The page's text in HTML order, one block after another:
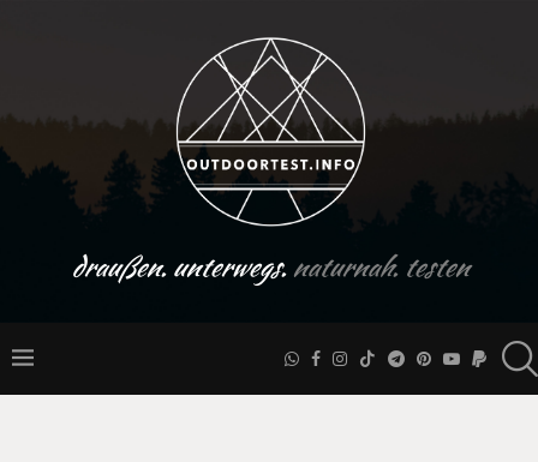
draußen. unterwegs.naturnah. testen